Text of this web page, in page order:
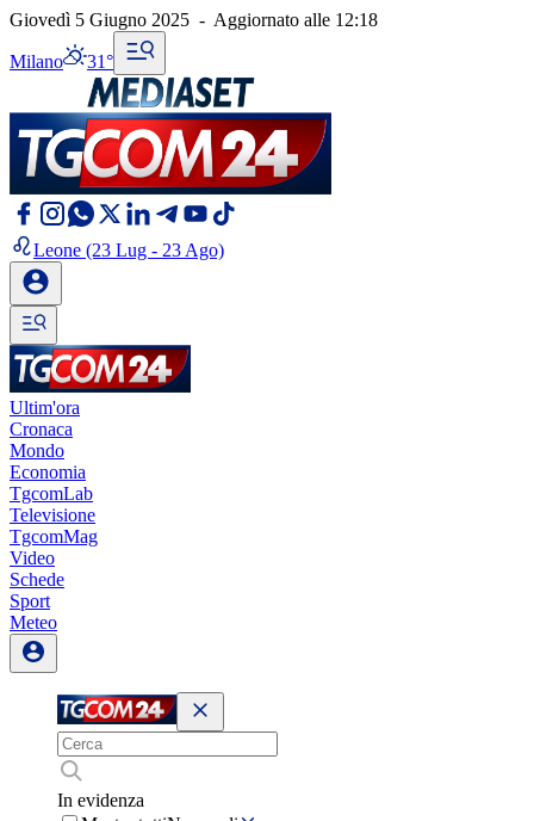
Giovedì 5 Giugno 2025 - Aggiornato alle 12:18
Milano 31°
Leone (23 Lug - 23 Ago)
Ultim'ora
Cronaca
Mondo
Economia
TgcomLab
Televisione
TgcomMag
Video
Schede
Sport
Meteo
In evidenza